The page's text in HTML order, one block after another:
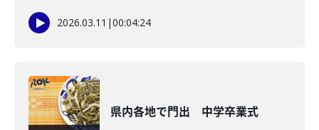
2026.03.11 |00:04:24
県内各地で門出 中学卒業式